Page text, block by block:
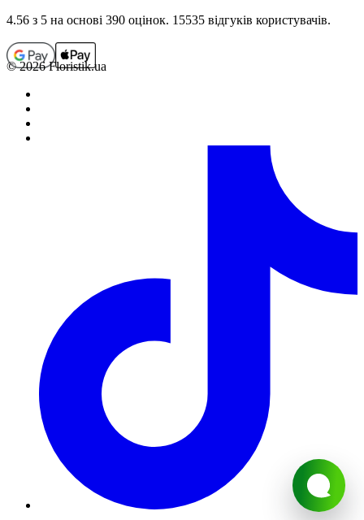
4.56 з 5 на основi 390 оцiнок. 15535 відгуків користувачiв.
© 2026 Floristik.ua